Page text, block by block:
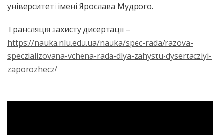
університеті імені Ярослава Мудрого.
Трансляція захисту дисертації –
https://nauka.nlu.edu.ua/nauka/spec-rada/razova-
speczializovana-vchena-rada-dlya-zahystu-dysertacziyi-
zaporozhecz/